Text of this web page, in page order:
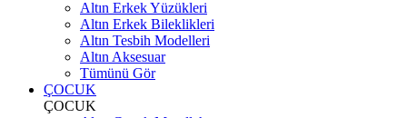
Altın Erkek Yüzükleri
Altın Erkek Bileklikleri
Altın Tesbih Modelleri
Altın Aksesuar
Tümünü Gör
ÇOCUK
ÇOCUK